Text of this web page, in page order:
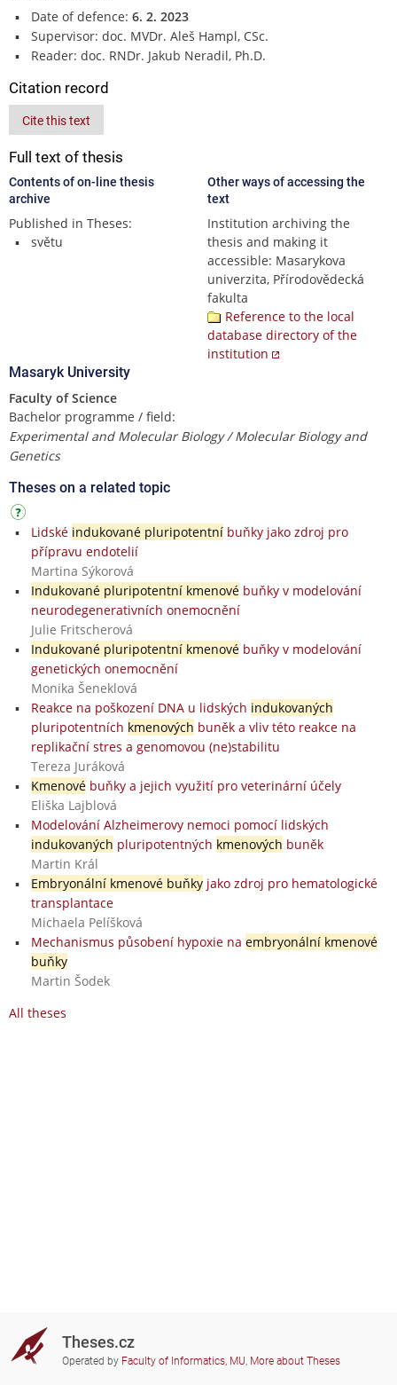
Date of defence: 6. 2. 2023
Supervisor: doc. MVDr. Aleš Hampl, CSc.
Reader: doc. RNDr. Jakub Neradil, Ph.D.
Citation record
Cite this text
Full text of thesis
Contents of on-line thesis
archive
Published in Theses:
světu
Other ways of accessing the
text
Institution archiving the
thesis and making it
accessible: Masarykova
univerzita, Přírodovědecká
fakulta
Reference to the local
database directory of the
institution
Masaryk University
Faculty of Science
Bachelor programme / field:
Experimental and Molecular Biology / Molecular Biology and
Genetics
Theses on a related topic
Lidské indukované pluripotentníbuňky jako zdroj pro
přípravu endotelií
Martina Sýkorová
Indukované pluripotentní kmenovébuňky v modelování
neurodegenerativních onemocnění
Julie Fritscherová
Indukované pluripotentní kmenovébuňky v modelování
genetických onemocnění
Monika Šeneklová
Reakce na poškození DNA u lidských indukovaných
pluripotentních kmenových buněk a vliv této reakce na
replikační stres a genomovou (ne)stabilitu
Tereza Juráková
Kmenovébuňky a jejich využití pro veterinární účely
Eliška Lajblová
Modelování Alzheimerovy nemoci pomocí lidských
indukovaných pluripotentných kmenových buněk
Martin Král
Embryonální kmenové buňkyjako zdroj pro hematologické
transplantace
Michaela Pelíšková
Mechanismus působení hypoxie na embryonální kmenové
buňky
Martin Šodek
All theses
Theses.cz
Operated by Faculty of Informatics, MU, More about Theses